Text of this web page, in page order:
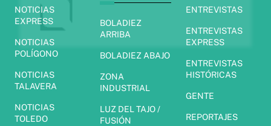
NOTICIAS
EXPRESS
NOTICIAS
POLÍGONO
NOTICIAS
TALAVERA
NOTICIAS
TOLEDO
BOLADIEZ
ARRIBA
BOLADIEZ ABAJO
ZONA
INDUSTRIAL
LUZ DEL TAJO /
FUSIÓN
ENTREVISTAS
ENTREVISTAS
EXPRESS
ENTREVISTAS
HISTÓRICAS
GENTE
REPORTAJES